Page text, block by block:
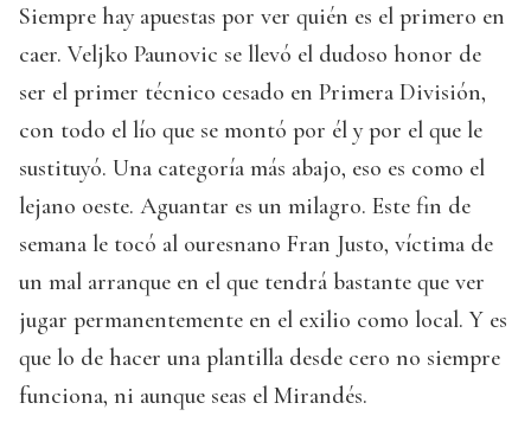
Siempre hay apuestas por ver quién es el primero en
caer. Veljko Paunovic se llevó el dudoso honor de
ser el primer técnico cesado en Primera División,
con todo el lío que se montó por él y por el que le
sustituyó. Una categoría más abajo, eso es como el
lejano oeste. Aguantar es un milagro. Este fin de
semana le tocó al ouresnano Fran Justo, víctima de
un mal arranque en el que tendrá bastante que ver
jugar permanentemente en el exilio como local. Y es
que lo de hacer una plantilla desde cero no siempre
funciona, ni aunque seas el Mirandés.